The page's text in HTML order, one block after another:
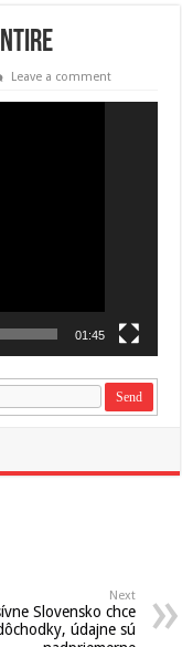
Leave a comment
01:45
Next
Slovensko chce
údajne sú